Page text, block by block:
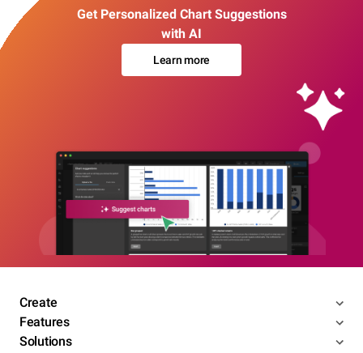
Get Personalized Chart Suggestions
with AI
Learn more
Create
Features
Solutions